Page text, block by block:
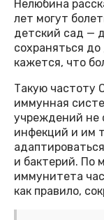
Нелюбина
лет могут
детский сад —
сохраняться
кажется, что
Такую частоту
иммунная
учреждений не
инфекций и им
и бактерий. По
иммунитета
как правило,